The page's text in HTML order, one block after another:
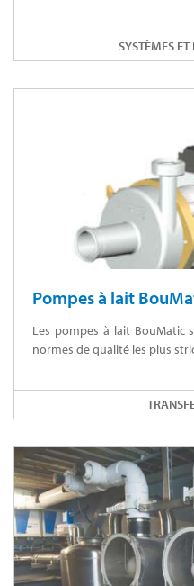
SYSTÈMES
Pompes à lait
Les pompes à lait BouMatic
normes de qualité les plus